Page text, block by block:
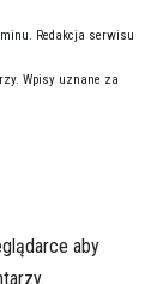
. Redakcja serwisu
Wpisy uznane za
aby